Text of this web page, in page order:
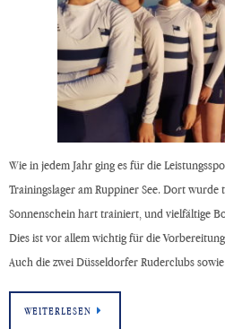
Wie in jedem Jahr ging es für die
Trainingslager am Ruppiner See. Dort wurde
Sonnenschein hart trainiert, und vielfältige
Dies ist vor allem wichtig für die
Auch die zwei Düsseldorfer Ruderclubs
WEITERLESEN